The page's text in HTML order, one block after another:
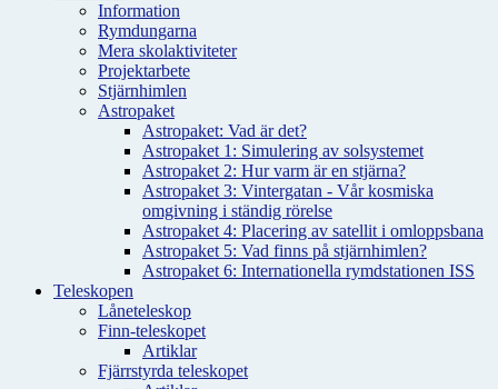
Information
Rymdungarna
Mera skolaktiviteter
Projektarbete
Stjärnhimlen
Astropaket
Astropaket: Vad är det?
Astropaket 1: Simulering av solsystemet
Astropaket 2: Hur varm är en stjärna?
Astropaket 3: Vintergatan - Vår kosmiska
omgivning i ständig rörelse
Astropaket 4: Placering av satellit i omloppsbana
Astropaket 5: Vad finns på stjärnhimlen?
Astropaket 6: Internationella rymdstationen ISS
Teleskopen
Låneteleskop
Finn-teleskopet
Artiklar
Fjärrstyrda teleskopet